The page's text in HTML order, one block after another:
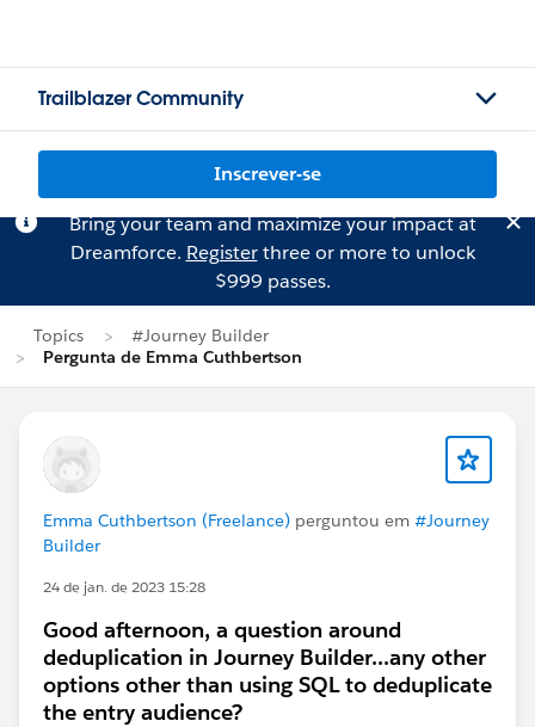
Trailblazer Community
Inscrever-se
Bring your team and maximize your impact at
Dreamforce. Registerthree or more to unlock
$999 passes.
Topics
#Journey Builder
Pergunta de Emma Cuthbertson
Emma Cuthbertson (Freelance) perguntou em #Journey
Builder
24 de jan. de 2023 15:28
Good afternoon, a question around
deduplication in Journey Builder...any other
options other than using SQL to deduplicate
the entry audience?